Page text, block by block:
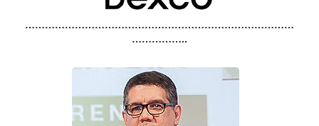
………………………………………………………………………
……………..